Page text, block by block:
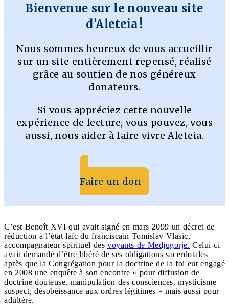
Bienvenue sur le nouveau site
d’Aleteia !
Nous sommes heureux de vous accueillir
sur un site entièrement repensé, réalisé
grâce au soutien de nos généreux
donateurs.
Si vous appréciez cette nouvelle
expérience de lecture, vous pouvez, vous
aussi, nous aider à faire vivre Aleteia.
Faire un don
C’est Benoît XVI qui avait signé en mars 2099 un décret de
réduction à l’état laïc du franciscain Tomislav Vlasic,
accompagnateur spirituel des voyants de Medjugorje. Celui-ci
avait demandé d’être libéré de ses obligations sacerdotales
après que la Congrégation pour la doctrine de la foi eut engagé
en 2008 une enquête à son encontre « pour diffusion de
doctrine douteuse, manipulation des consciences, mysticisme
suspect, désobéissance aux ordres légitimes » mais aussi pour
adultère.